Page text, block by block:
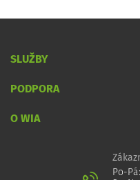
SLUŽBY
PODPORA
O WIA
Po-